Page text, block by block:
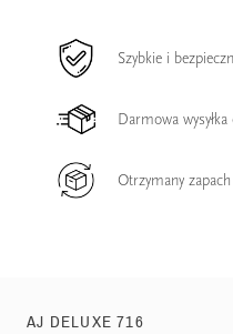
Szybkie i
Darmowa
Otrzymany
AJ DELUXE 716